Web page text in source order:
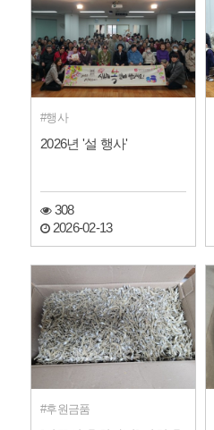
행사
2026년 '설 행사'
308
2026-02-13
후원금품